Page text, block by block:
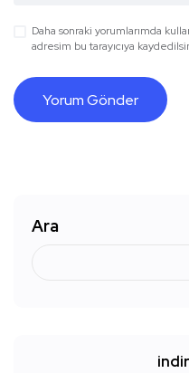
Daha sonraki yorumlarımda
adresim bu tarayıcıya
Ara